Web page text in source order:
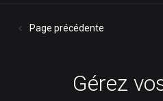
Page précédente
Gérez